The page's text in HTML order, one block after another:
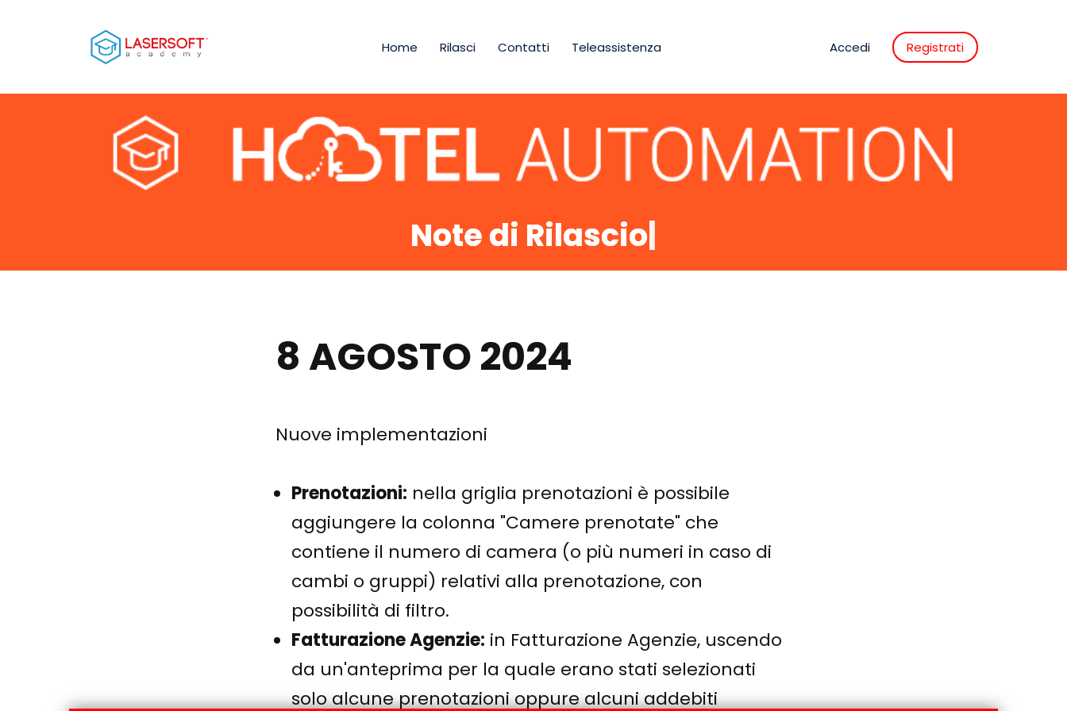
Home Rilasci Contatti Teleassistenza Accedi Registrati
Note di Rilascio
8 AGOSTO 2024
Nuove implementazioni
Prenotazioni: nella griglia prenotazioni è possibile
aggiungere la colonna "Camere prenotate" che
contiene il numero di camera (o più numeri in caso di
cambi o gruppi) relativi alla prenotazione, con
possibilità di filtro.
Fatturazione Agenzie: in Fatturazione Agenzie, uscendo
da un'anteprima per la quale erano stati selezionati
solo alcune prenotazioni oppure alcuni addebiti